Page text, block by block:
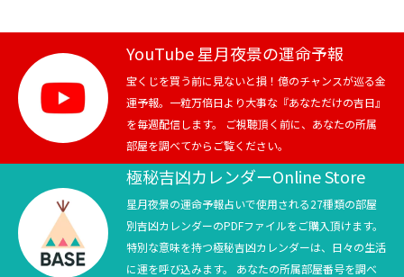
テニス
スポーツ
競馬
テニス四大大会・五輪
テニス四大大会・五輪
YouTube 星月夜景の運命予報
宝くじを買う前に見ないと損！億のチャンスが巡る金
運予報。一粒万倍日より大事な『あなただけの吉日』
を毎週配信します。 ご視聴頂く前に、あなたの所属
部屋を調べてからご覧ください。
極秘吉凶カレンダーOnline Store
星月夜景の運命予報占いで使用される27種類の部屋
別吉凶カレンダーのPDFファイルをご購入頂けます。
特別な意味を持つ極秘吉凶カレンダーは、日々の生活
に運を呼び込みます。 あなたの所属部屋番号を調べ